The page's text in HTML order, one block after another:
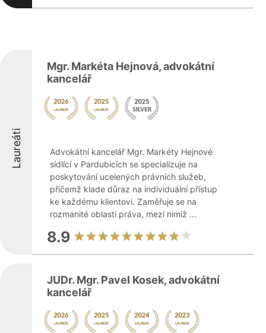
Laureáti
Mgr. Markéta Hejnová, advokátní
kancelář
Advokátní kancelář Mgr. Markéty Hejnové
sídlící v Pardubicích se specializuje na
poskytování ucelených právních služeb,
přičemž klade důraz na individuální přístup
ke každému klientovi. Zaměřuje se na
rozmanité oblasti práva, mezi nimiž ...
8.9
JUDr. Mgr. Pavel Kosek, advokátní
kancelář